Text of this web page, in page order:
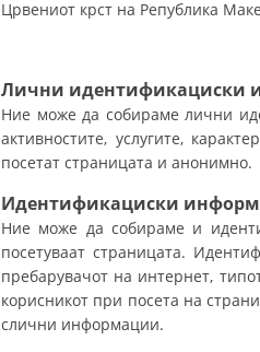
Црвениот крст на Република
Лични идентификациски
Ние може да собираме лични
активностите, услугите,
посетат страницата и анонимно.
Идентификациски
Ние може да собираме и
посетуваат страницата.
пребарувачот на интернет,
корисникот при посета на
слични информации.